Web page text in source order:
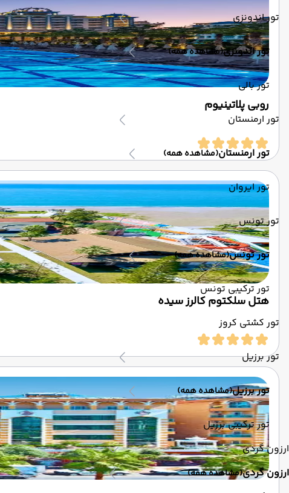
تور اندونزی
تور اندونزی(مشاهده همه)
تور بالی
تور ارمنستان
تور ارمنستان(مشاهده همه)
تور ایروان
تور تونس
تور تونس(مشاهده همه)
تور ترکیبی تونس
تور کشتی کروز
تور برزیل
تور برزیل(مشاهده همه)
تور ترکیبی برزیل
ارزون گردی
ارزون گردی(مشاهده همه)
روبی پلاتینیوم
هتل سلکتوم کالرز سیده